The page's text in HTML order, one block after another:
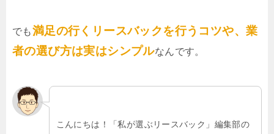
でも満足の行くリースバックを行うコツや、業
者の選び方は実はシンプルなんです。
こんにちは！「私が選ぶリースバック」編集部の